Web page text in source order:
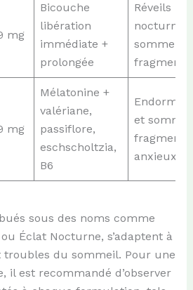
mg
Bicouche
libération
immédiate +
prolongée
Réveils
nocturnes,
sommeil
fragmenté
mg
Mélatonine +
valériane,
passiflore,
eschscholtzia,
B6
et
fragmenté
anxieux
sous des noms comme
Éclat Nocturne, s’adaptent à
du sommeil. Pour une
il est recommandé d’observer